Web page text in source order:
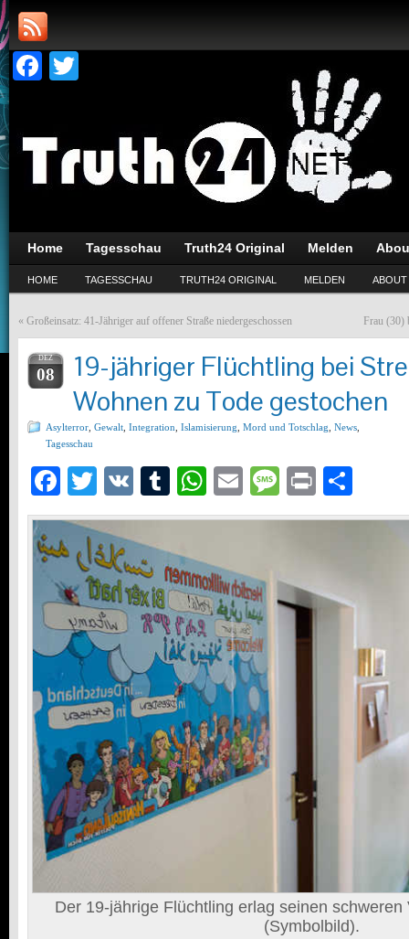
Facebook
Home Tagesschau Truth24 Original Melden
HOME TAGESSCHAU TRUTH24 ORIGINAL MELDEN ABOUT
« Großeinsatz: 41-Jähriger auf offener Straße niedergeschossen Frau (30)
DEZ
08
19-jähriger Flüchtling bei
Wohnen zu Tode gestochen
Asylterror Gewalt Integration Islamisierung Mord und Totschlag News
Tagesschau
Facebook
Twitter
VK Tumblr
WhatsApp
EmailMessage
Print
Der 19-jährige Flüchtling erlag seinen
(Symbolbild).